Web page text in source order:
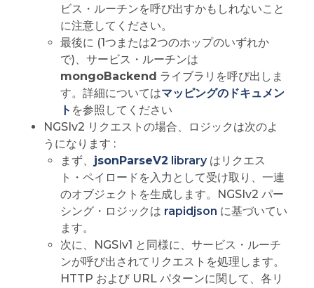
ビス・ルーチンを呼び出すかもしれないこと
に注意してください。
最後に (1つまたは2つのホップのいずれか
で)、サービス・ルーチンは
mongoBackend ライブラリを呼び出しま
す。詳細についてはマッピングのドキュメン
ト を参照してください
NGSIv2 リクエストの場合、ロジックは次のよ
うになります :
まず、 jsonParseV2 libraryはリクエス
ト・ペイロードを入力として受け取り、一連
のオブジェクトを生成します。NGSIv2 パー
シング・ロジックは rapidjson に基づいてい
ます。
次に、NGSIv1 と同様に、サービス・ルーチ
ンが呼び出されてリクエストを処理します。
HTTP および URL パターンに関して、各リ